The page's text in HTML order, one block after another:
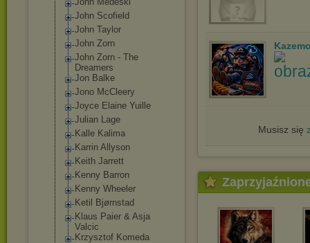
John Scofield
John Taylor
John Zorn
John Zorn - The
Dreamers
Jon Balke
Jono McCleery
Joyce Elaine Yuille
Julian Lage
Kalle Kalima
Karrin Allyson
Keith Jarrett
Kenny Barron
Kenny Wheeler
Ketil Bjørnstad
Klaus Paier & Asja
Valcic
Krzysztof Komeda
Musisz się